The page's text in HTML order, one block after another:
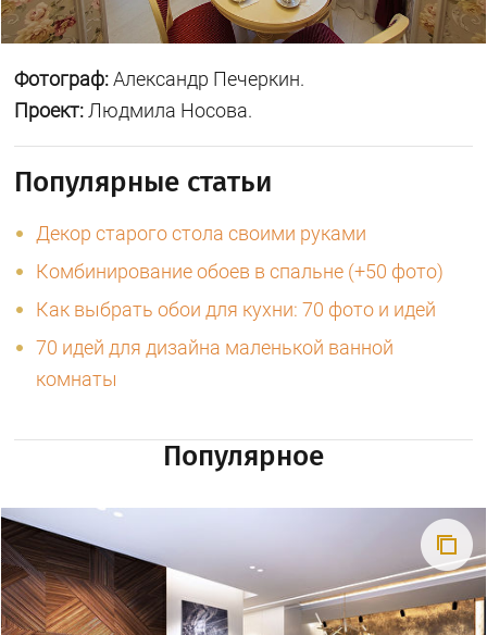
Фотограф:Александр Печеркин.
Проект:Людмила Носова.
Популярные статьи
Декор старого стола своими руками
Комбинирование обоев в спальне (+50 фото)
Как выбрать обои для кухни: 70 фото и идей
70 идей для дизайна маленькой ванной
комнаты
Популярное